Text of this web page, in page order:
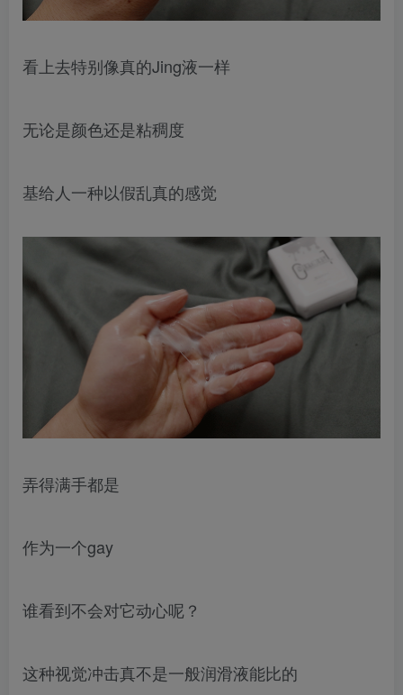
看上去特别像真的Jing液一样
无论是颜色还是粘稠度
基给人一种以假乱真的感觉
弄得满手都是
作为一个gay
谁看到不会对它动心呢？
这种视觉冲击真不是一般润滑液能比的